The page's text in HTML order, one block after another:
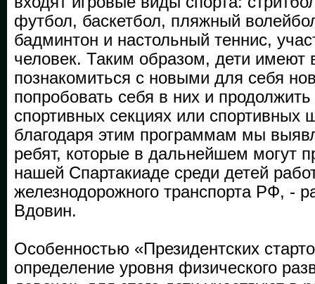
футбол, баскетбол, пляжный
бадминтон и настольный теннис,
человек. Таким образом, дети имеют
познакомиться с новыми для себя
попробовать себя в них и
спортивных секциях или спортивных
благодаря этим программам мы
ребят, которые в дальнейшем могут
нашей Спартакиаде среди детей
железнодорожного транспорта РФ, -
Вдовин.
Особенностью «Президентских
определение уровня физического